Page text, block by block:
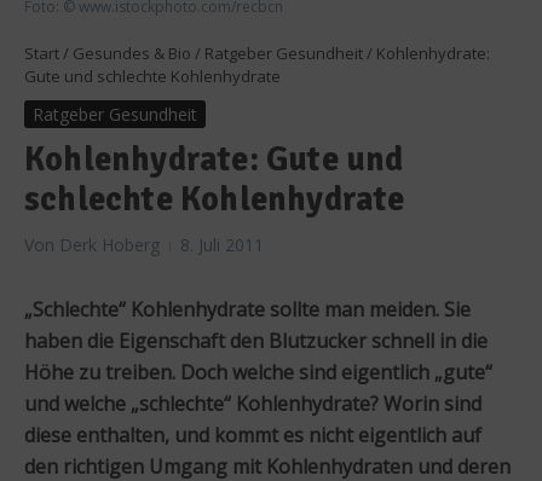
Foto: © www.istockphoto.com/recbcn
Start / Gesundes & Bio / Ratgeber Gesundheit / Kohlenhydrate:
Gute und schlechte Kohlenhydrate
Ratgeber Gesundheit
Kohlenhydrate: Gute und
schlechte Kohlenhydrate
Von Derk Hoberg 8. Juli 2011
„Schlechte“ Kohlenhydrate sollte man meiden. Sie
haben die Eigenschaft den Blutzucker schnell in die
Höhe zu treiben. Doch welche sind eigentlich „gute“
und welche „schlechte“ Kohlenhydrate? Worin sind
diese enthalten, und kommt es nicht eigentlich auf
den richtigen Umgang mit Kohlenhydraten und deren